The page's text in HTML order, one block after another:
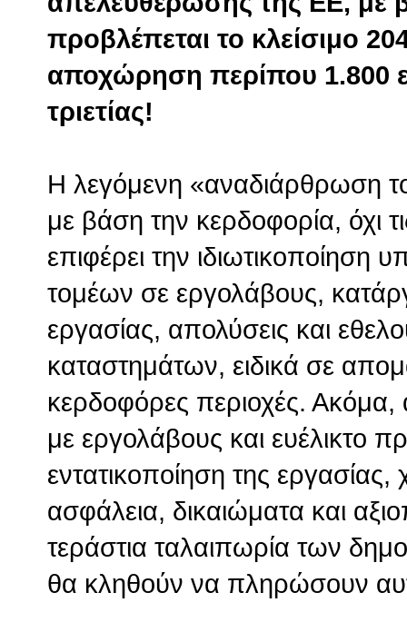
προβλέπεται το κλείσιμο
αποχώρηση περίπου 1.800
τριετίας!
Η λεγόμενη «αναδιάρθρωση
με βάση την κερδοφορία, όχι
επιφέρει την
τομέων σε εργολάβους,
εργασίας, απολύσεις και
καταστημάτων, ειδικά σε
κερδοφόρες περιοχές. Ακόμα,
με εργολάβους και ευέλικτο
εντατικοποίηση της
ασφάλεια, δικαιώματα και
τεράστια ταλαιπωρία των
θα κληθούν να πληρώσουν